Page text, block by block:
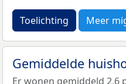
Toelichting Meer
Gemiddelde
Er wonen gemiddeld 2,6